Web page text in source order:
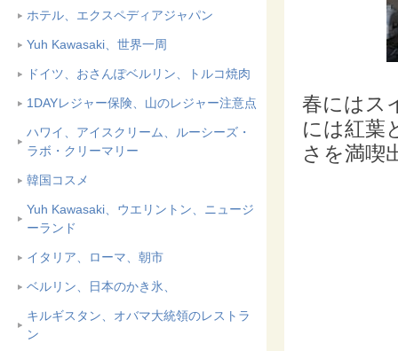
ホテル、エクスペディアジャパン
Yuh Kawasaki、世界一周
ドイツ、おさんぽベルリン、トルコ焼肉
1DAYレジャー保険、山のレジャー注意点
ハワイ、アイスクリーム、ルーシーズ・
ラボ・クリーマリー
韓国コスメ
Yuh Kawasaki、ウエリントン、ニュージ
ーランド
イタリア、ローマ、朝市
ベルリン、日本のかき氷、
キルギスタン、オバマ大統領のレストラ
ン
春にはス
には紅葉
さを満喫